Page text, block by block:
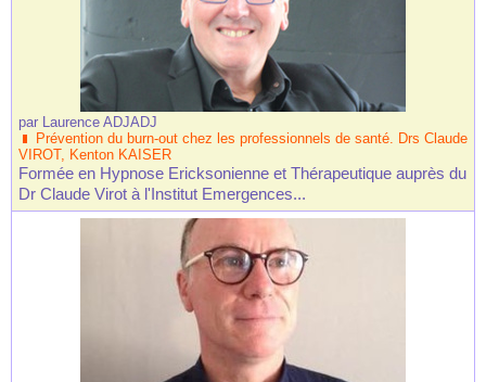
par Laurence ADJADJ
Prévention du burn-out chez les professionnels de santé. Drs Claude
VIROT, Kenton KAISER
Formée en Hypnose Ericksonienne et Thérapeutique auprès du
Dr Claude Virot à l'Institut Emergences...